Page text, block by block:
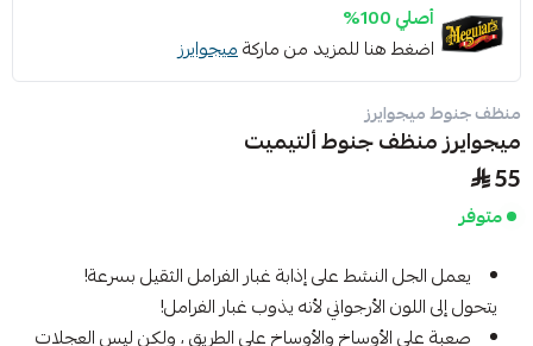
أصلي 100%
اضغط هنا للمزيد من ماركةميجوايرز
منظف جنوط ميجوايرز
ميجوايرز منظف جنوط ألتيميت
55
متوفر
يعمل الجل النشط على إذابة غبار الفرامل الثقيل بسرعة!
يتحول إلى اللون الأرجواني لأنه يذوب غبار الفرامل!
صعبة على الأوساخ والأوساخ على الطريق ، ولكن ليس العجلات